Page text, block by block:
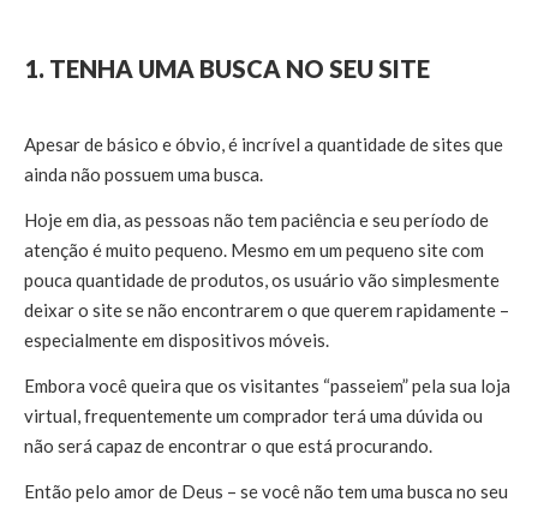
1. TENHA UMA BUSCA NO SEU SITE
Apesar de básico e óbvio, é incrível a quantidade de sites que
ainda não possuem uma busca.
Hoje em dia, as pessoas não tem paciência e seu período de
atenção é muito pequeno. Mesmo em um pequeno site com
pouca quantidade de produtos, os usuário vão simplesmente
deixar o site se não encontrarem o que querem rapidamente –
especialmente em dispositivos móveis.
Embora você queira que os visitantes “passeiem” pela sua loja
virtual, frequentemente um comprador terá uma dúvida ou
não será capaz de encontrar o que está procurando.
Então pelo amor de Deus – se você não tem uma busca no seu